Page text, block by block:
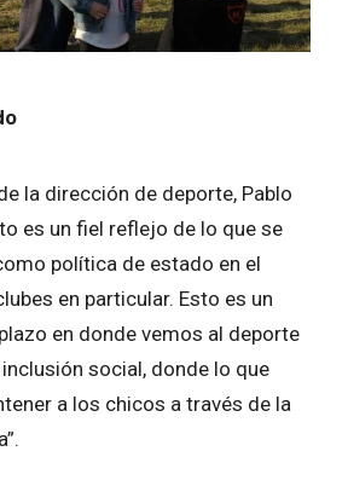
la dirección de deporte, Pablo
es un fiel reflejo de lo que se
política de estado en el
en particular. Esto es un
en donde vemos al deporte
social, donde lo que
a los chicos a través de la